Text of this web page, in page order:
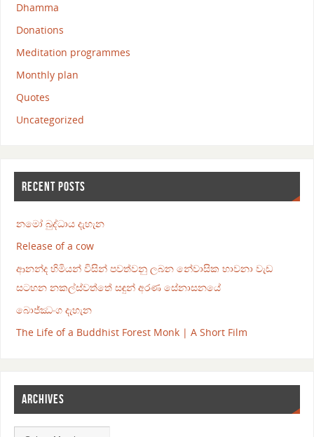
Dhamma
Donations
Meditation programmes
Monthly plan
Quotes
Uncategorized
RECENT POSTS
නමෝ බුද්ධාය දැහැන
Release of a cow
ආනන්ද හිමියන් විසින් පවත්වනු ලබන නේවාසික භාවනා වැඩ
සටහන නකල්ස්වත්තේ සඳුන් අරණ සේනාසනයේ
බොජ්ඣංග දැහැන
The Life of a Buddhist Forest Monk | A Short Film
ARCHIVES